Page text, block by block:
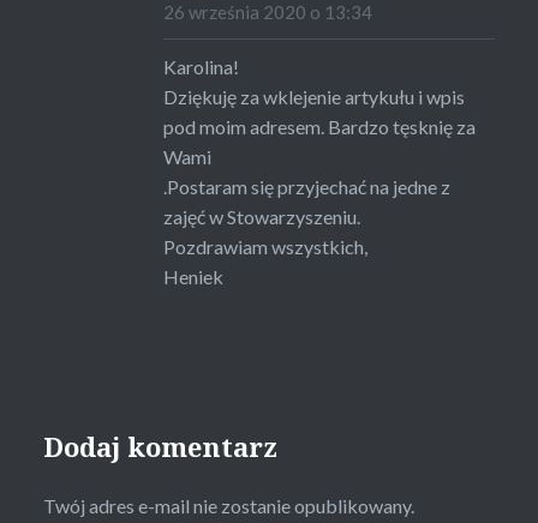
26 września 2020 o 13:34
Karolina!
Dziękuję za wklejenie artykułu i wpis
pod moim adresem. Bardzo tęsknię za
Wami
.Postaram się przyjechać na jedne z
zajęć w Stowarzyszeniu.
Pozdrawiam wszystkich,
Heniek
Dodaj komentarz
Twój adres e-mail nie zostanie opublikowany.